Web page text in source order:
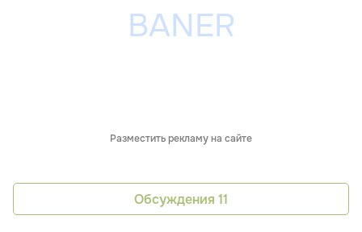
Разместить рекламу на сайте
Обсуждения 11